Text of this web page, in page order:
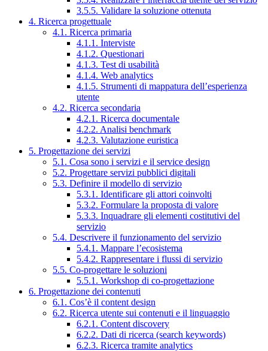
3.5.5. Validare la soluzione ottenuta
4. Ricerca progettuale
4.1. Ricerca primaria
4.1.1. Interviste
4.1.2. Questionari
4.1.3. Test di usabilità
4.1.4. Web analytics
4.1.5. Strumenti di mappatura dell’esperienza
utente
4.2. Ricerca secondaria
4.2.1. Ricerca documentale
4.2.2. Analisi benchmark
4.2.3. Valutazione euristica
5. Progettazione dei servizi
5.1. Cosa sono i servizi e il service design
5.2. Progettare servizi pubblici digitali
5.3. Definire il modello di servizio
5.3.1. Identificare gli attori coinvolti
5.3.2. Formulare la proposta di valore
5.3.3. Inquadrare gli elementi costitutivi del
servizio
5.4. Descrivere il funzionamento del servizio
5.4.1. Mappare l’ecosistema
5.4.2. Rappresentare i flussi di servizio
5.5. Co-progettare le soluzioni
5.5.1. Workshop di co-progettazione
6. Progettazione dei contenuti
6.1. Cos’è il content design
6.2. Ricerca utente sui contenuti e il linguaggio
6.2.1. Content discovery
6.2.2. Dati di ricerca (search keywords)
6.2.3. Ricerca tramite analytics